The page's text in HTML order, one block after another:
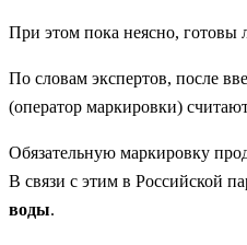
При этом пока неясно, готовы
По словам экспертов, после
(оператор маркировки)
Обязательную маркировку
В связи с этим в Российской
воды.